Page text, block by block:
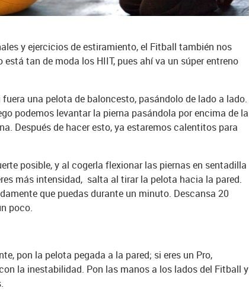
y ejercicios de estiramiento, el Fitball también nos
tan de moda los HIIT, pues ahí va un súper entreno
una pelota de baloncesto, pasándolo de lado a lado.
podemos levantar la pierna pasándola por encima de la
Después de hacer esto, ya estaremos calentitos para
posible, y al cogerla flexionar las piernas en sentadilla
más intensidad, salta al tirar la pelota hacia la pared.
que puedas durante un minuto. Descansa 20
poco.
pon la pelota pegada a la pared; si eres un Pro,
la inestabilidad. Pon las manos a los lados del Fitball y